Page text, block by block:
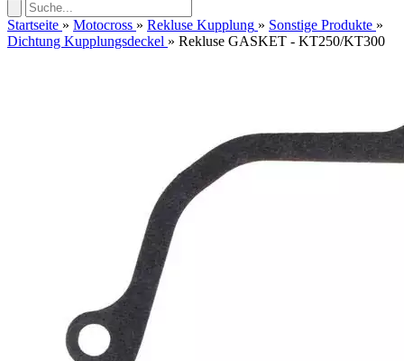
Startseite » Motocross » Rekluse Kupplung » Sonstige Produkte »
Dichtung Kupplungsdeckel » Rekluse GASKET - KT250/KT300